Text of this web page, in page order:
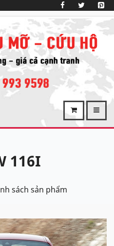
116I
sách sản phẩm